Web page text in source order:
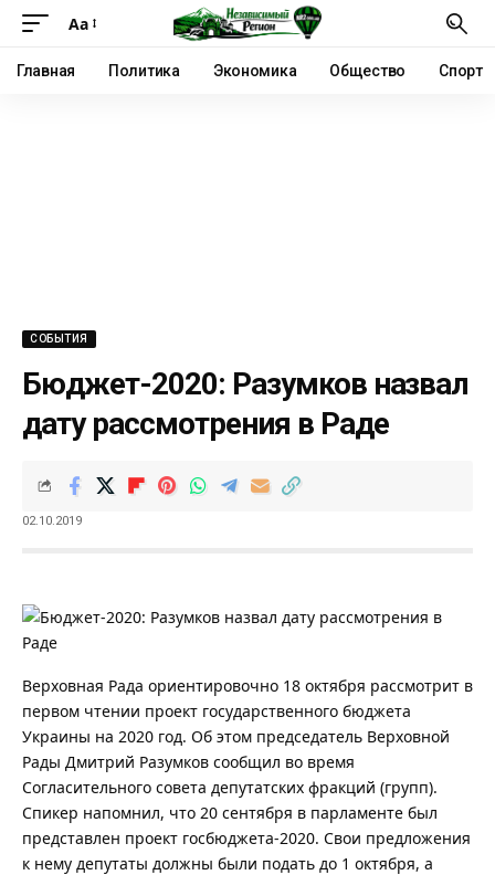
Аа
Главная Политика Экономика Общество Спорт
СОБЫТИЯ
Бюджет-2020: Разумков назвал
дату рассмотрения в Раде
02.10.2019
Верховная Рада ориентировочно 18 октября рассмотрит в
первом чтении проект государственного бюджета
Украины на 2020 год. Об этом председатель Верховной
Рады Дмитрий Разумков сообщил во время
Согласительного совета депутатских фракций (групп).
Спикер напомнил, что 20 сентября в парламенте был
представлен проект госбюджета-2020. Свои предложения
к нему депутаты должны были подать до 1 октября, а